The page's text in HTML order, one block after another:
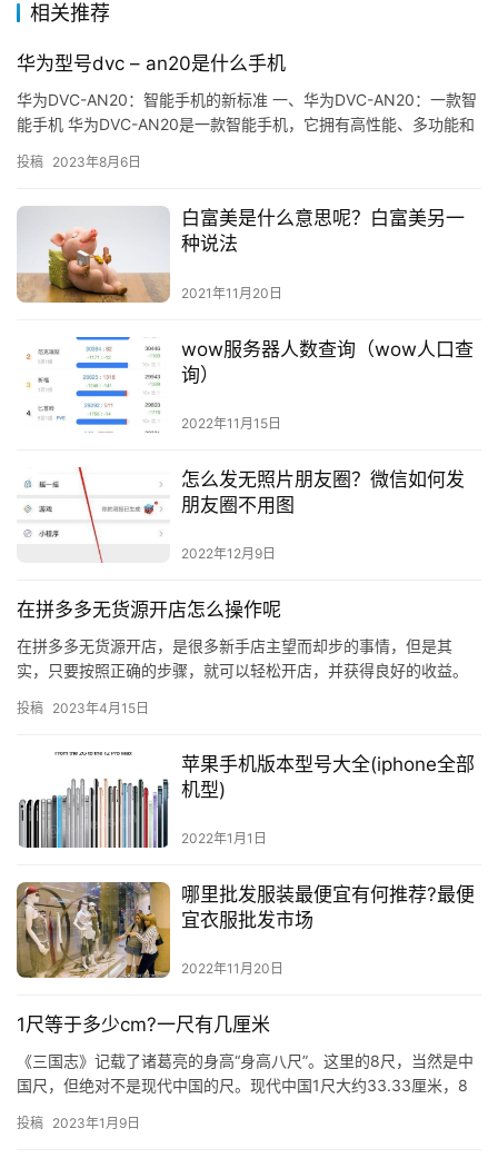
相关推荐
华为型号dvc – an20是什么手机
华为DVC-AN20：智能手机的新标准 一、华为DVC-AN20：一款智
能手机 华为DVC-AN20是一款智能手机，它拥有高性能、多功能和
投稿 2023年8月6日
白富美是什么意思呢？白富美另一
种说法
2021年11月20日
wow服务器人数查询（wow人口查
询）
2022年11月15日
怎么发无照片朋友圈？微信如何发
朋友圈不用图
2022年12月9日
在拼多多无货源开店怎么操作呢
在拼多多无货源开店，是很多新手店主望而却步的事情，但是其
实，只要按照正确的步骤，就可以轻松开店，并获得良好的收益。
先…
投稿 2023年4月15日
苹果手机版本型号大全(iphone全部
机型)
2022年1月1日
哪里批发服装最便宜有何推荐?最便
宜衣服批发市场
2022年11月20日
1尺等于多少cm?一尺有几厘米
《三国志》记载了诸葛亮的身高“身高八尺”。这里的8尺，当然是中
国尺，但绝对不是现代中国的尺。现代中国1尺大约33.33厘米，8
投稿 2023年1月9日